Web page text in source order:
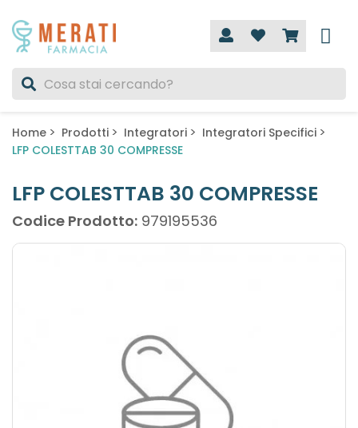
Home Prodotti Integratori
Integratori Specifici
LFP COLESTTAB 30 COMPRESSE
LFP COLESTTAB 30 COMPRESSE
Codice Prodotto: 979195536